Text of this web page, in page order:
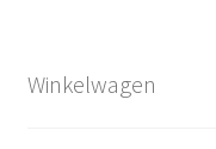
Winkelwagen